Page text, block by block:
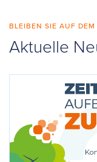
BLEIBEN SIE AUF
Aktuelle